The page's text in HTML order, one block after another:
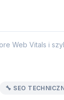
Web Vitals i
🔧 SEO